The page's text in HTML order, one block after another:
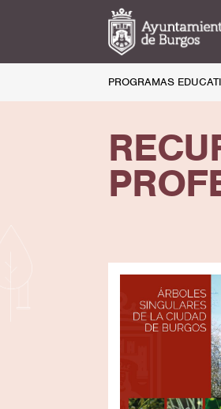
PROGRAMAS